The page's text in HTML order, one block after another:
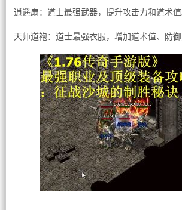
逍遥扇：道士最强武器，提升攻击力和道术值
天师道袍：道士最强衣服，增加道术值、防御